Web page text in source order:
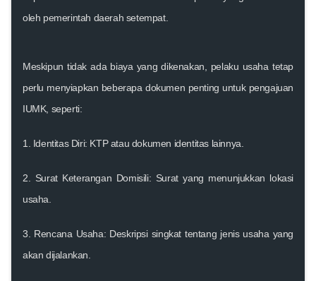
oleh pemerintah daerah setempat.
Meskipun tidak ada biaya yang dikenakan, pelaku usaha tetap
perlu menyiapkan beberapa dokumen penting untuk pengajuan
IUMK, seperti:
1. Identitas Diri: KTP atau dokumen identitas lainnya.
2. Surat Keterangan Domisili: Surat yang menunjukkan lokasi
usaha.
3. Rencana Usaha: Deskripsi singkat tentang jenis usaha yang
akan dijalankan.